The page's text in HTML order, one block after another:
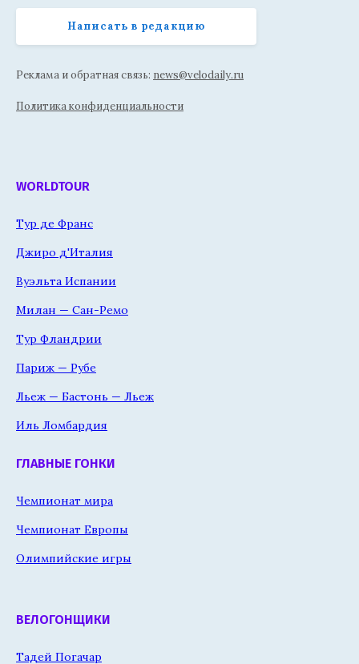
Написать в редакцию
Реклама и обратная связь: news@velodaily.ru
Политика конфиденциальности
WORLDTOUR
Тур де Франс
Джиро д'Италия
Вуэльта Испании
Милан — Сан-Ремо
Тур Фландрии
Париж — Рубе
Льеж — Бастонь — Льеж
Иль Ломбардия
ГЛАВНЫЕ ГОНКИ
Чемпионат мира
Чемпионат Европы
Олимпийские игры
ВЕЛОГОНЩИКИ
Тадей Погачар